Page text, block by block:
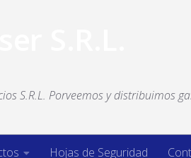
S.R.L. Porveemos y distribuimos
Hojas de Seguridad